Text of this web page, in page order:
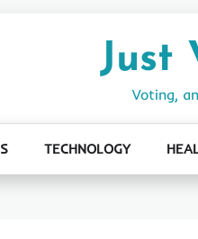
Just
Voting,
TECHNOLOGY